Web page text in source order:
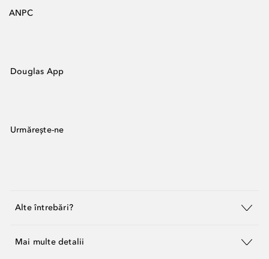
ANPC
Douglas App
Urmărește-ne
Alte întrebări?
Mai multe detalii